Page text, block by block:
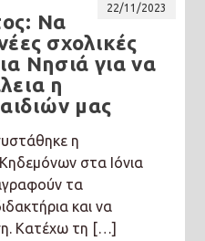
22/11/2023
Να
σχολικές
Νησιά για να
η
μας
η
στα Ιόνια
τα
και να
Κατέχω τη […]